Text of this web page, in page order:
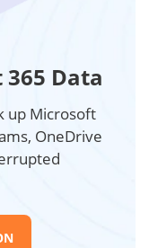
Data
up Microsoft
OneDrive